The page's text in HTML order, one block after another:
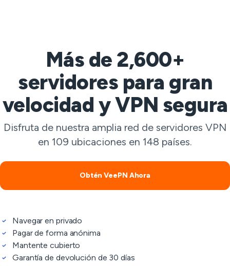
Más de 2,600+
servidores para gran
velocidad y VPN segura
Disfruta de nuestra amplia red de servidores VPN
en 109 ubicaciones en 148 países.
Obtén VeePN Ahora
Navegar en privado
Pagar de forma anónima
Mantente cubierto
Garantía de devolución de 30 días